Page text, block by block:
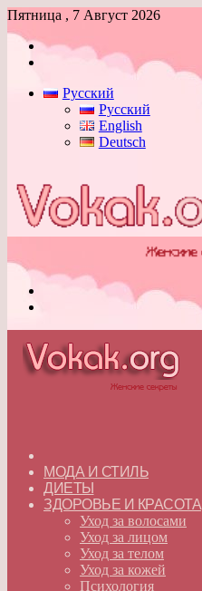
Пятница , 7 Август 2026
Войти
Русский
Русский
English
Deutsch
МОДА И СТИЛЬ
ДИЕТЫ
ЗДОРОВЬЕ И КРАСОТА
Уход за волосами
Уход за лицом
Уход за телом
Уход за кожей
Психология